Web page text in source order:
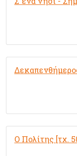
Ο Πολίτης [τχ.